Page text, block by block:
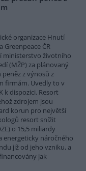
organizace Hnutí
Greenpeace ČR
ministerstvo životního
(MŽP) za plánovaný
peněz z výnosů z
firmám. Uvedly to v
k dispozici. Resort
zdrojem jsou
korun pro největší
resort snížit
o 15,5 miliardy
energeticky náročného
již od jeho vzniku, a
jak